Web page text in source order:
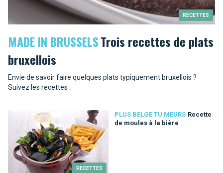
RECETTES
MADE IN BRUSSELSTrois recettes de plats
bruxellois
Envie de savoir faire quelques plats typiquement bruxellois ?
Suivez les recettes :
RECETTES
PLUS BELGE TU MEURS Recette
de moules à la bière